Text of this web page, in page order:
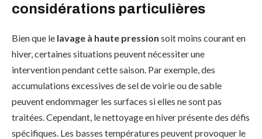
considérations particulières
Bien que le lavage à haute pression soit moins courant en
hiver, certaines situations peuvent nécessiter une
intervention pendant cette saison. Par exemple, des
accumulations excessives de sel de voirie ou de sable
peuvent endommager les surfaces si elles ne sont pas
traitées. Cependant, le nettoyage en hiver présente des défis
spécifiques. Les basses températures peuvent provoquer le